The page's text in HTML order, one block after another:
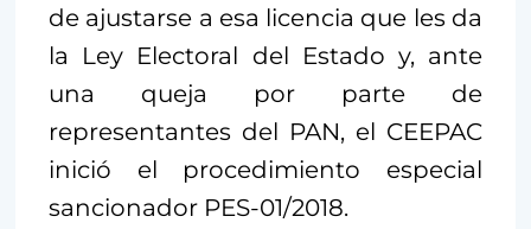
de ajustarse a esa licencia que les da
la Ley Electoral del Estado y, ante
una queja por parte de
representantes del PAN, el CEEPAC
inició el procedimiento especial
sancionador PES-01/2018.